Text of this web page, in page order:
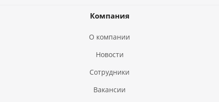
Компания
О компании
Новости
Сотрудники
Вакансии